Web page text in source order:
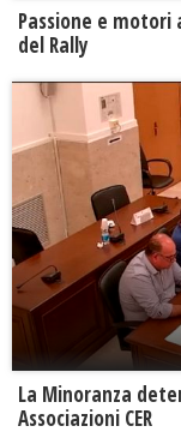
Passione e motori
del Rally
La Minoranza
Associazioni CER